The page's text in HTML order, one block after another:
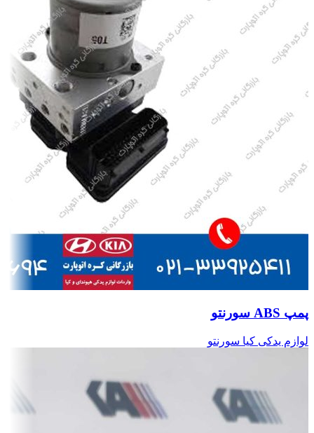
پمپ ABS سورنتو
لوازم یدکی کیا سورنتو